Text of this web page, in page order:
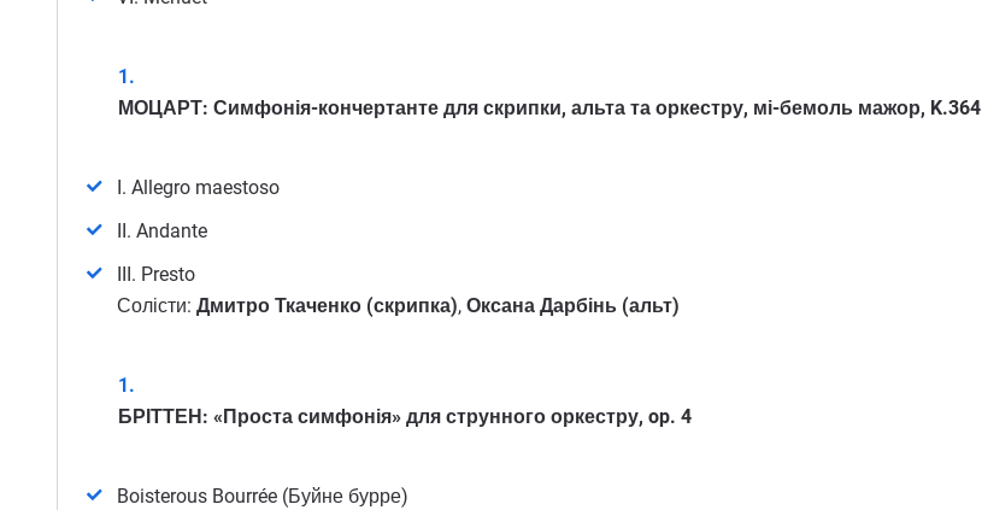
МОЦАРТ: Симфонія-кончертанте для скрипки, альта та оркестру, мі-бемоль мажор, K.364
I. Allegro maestoso
II. Andante
III. Presto
Солісти: Дмитро Ткаченко (скрипка), Оксана Дарбінь (альт)
БРІТТЕН: «Проста симфонія» для струнного оркестру, op. 4
Boisterous Bourrée (Буйне бурре)